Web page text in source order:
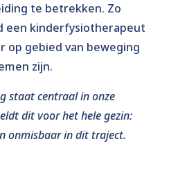
te betrekken. Zo
een kinderfysiotherapeut
op gebied van beweging
zijn.
staat centraal in onze
dit voor het hele gezin:
onmisbaar in dit traject.